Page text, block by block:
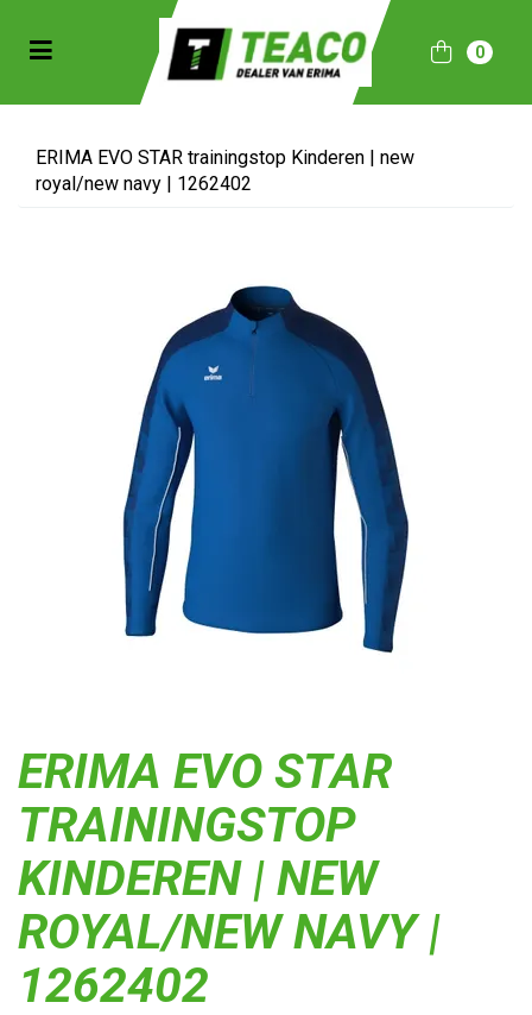
(Sportkleding)
(Collecties)
Toggle navigation 0
ERIMA EVO STAR trainingstop Kinderen | new
royal/new navy | 1262402
ERIMA EVO STAR
TRAININGSTOP
KINDEREN | NEW
ROYAL/NEW NAVY |
1262402